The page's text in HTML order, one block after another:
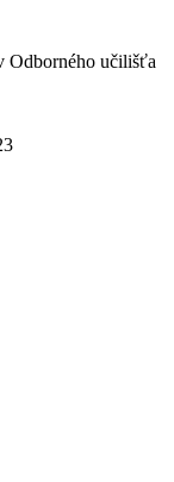
Odborného učilišťa